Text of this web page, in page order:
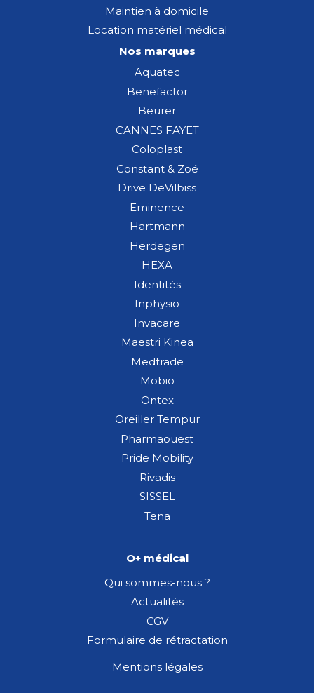
Maintien à domicile
Location matériel médical
Nos marques
Aquatec
Benefactor
Beurer
CANNES FAYET
Coloplast
Constant & Zoé
Drive DeVilbiss
Eminence
Hartmann
Herdegen
HEXA
Identités
Inphysio
Invacare
Maestri Kinea
Medtrade
Mobio
Ontex
Oreiller Tempur
Pharmaouest
Pride Mobility
Rivadis
SISSEL
Tena
O+ médical
Qui sommes-nous ?
Actualités
CGV
Formulaire de rétractation
Mentions légales